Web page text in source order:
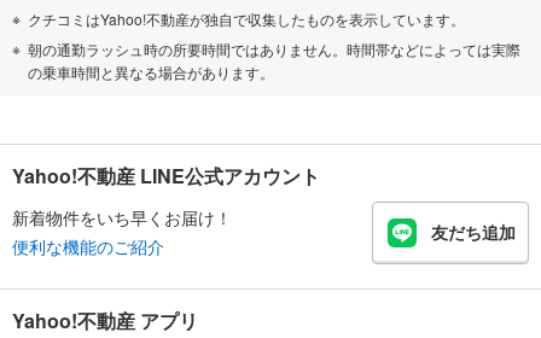
クチコミはYahoo!不動産が独自で収集したものを表示しています。
朝の通勤ラッシュ時の所要時間ではありません。時間帯などによっては実際
の乗車時間と異なる場合があります。
Yahoo!不動産 LINE公式アカウント
新着物件をいち早くお届け！
便利な機能のご紹介
友だち追加
Yahoo!不動産 アプリ